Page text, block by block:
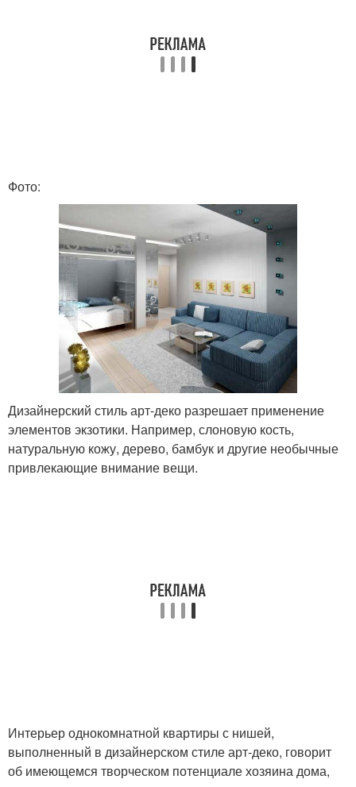
Фото:
Дизайнерский стиль арт-деко разрешает применение
элементов экзотики. Например, слоновую кость,
натуральную кожу, дерево, бамбук и другие необычные
привлекающие внимание вещи.
Интерьер однокомнатной квартиры с нишей,
выполненный в дизайнерском стиле арт-деко, говорит
об имеющемся творческом потенциале хозяина дома,